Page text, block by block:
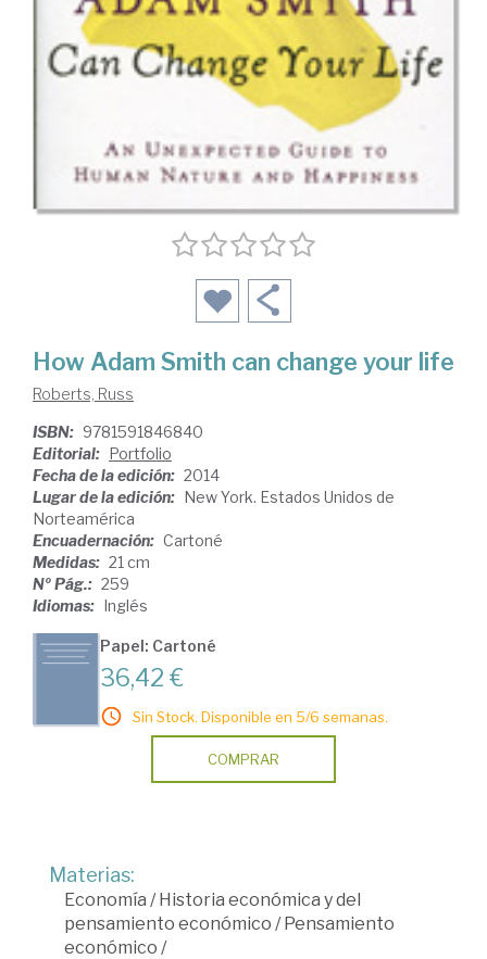
How Adam Smith can change your life
Roberts, Russ
ISBN: 9781591846840
Editorial: Portfolio
Fecha de la edición: 2014
Lugar de la edición: New York. Estados Unidos de
Norteamérica
Encuadernación: Cartoné
Medidas: 21 cm
Nº Pág.: 259
Idiomas: Inglés
Papel: Cartoné
36,42 €
Sin Stock. Disponible en 5/6 semanas.
COMPRAR
Materias:
Economía /Historia económica y del
pensamiento económico /Pensamiento
económico /